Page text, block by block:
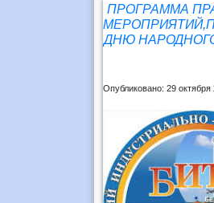
ПРОГРАММА
ДНЮ
Опубликовано: 29 октября